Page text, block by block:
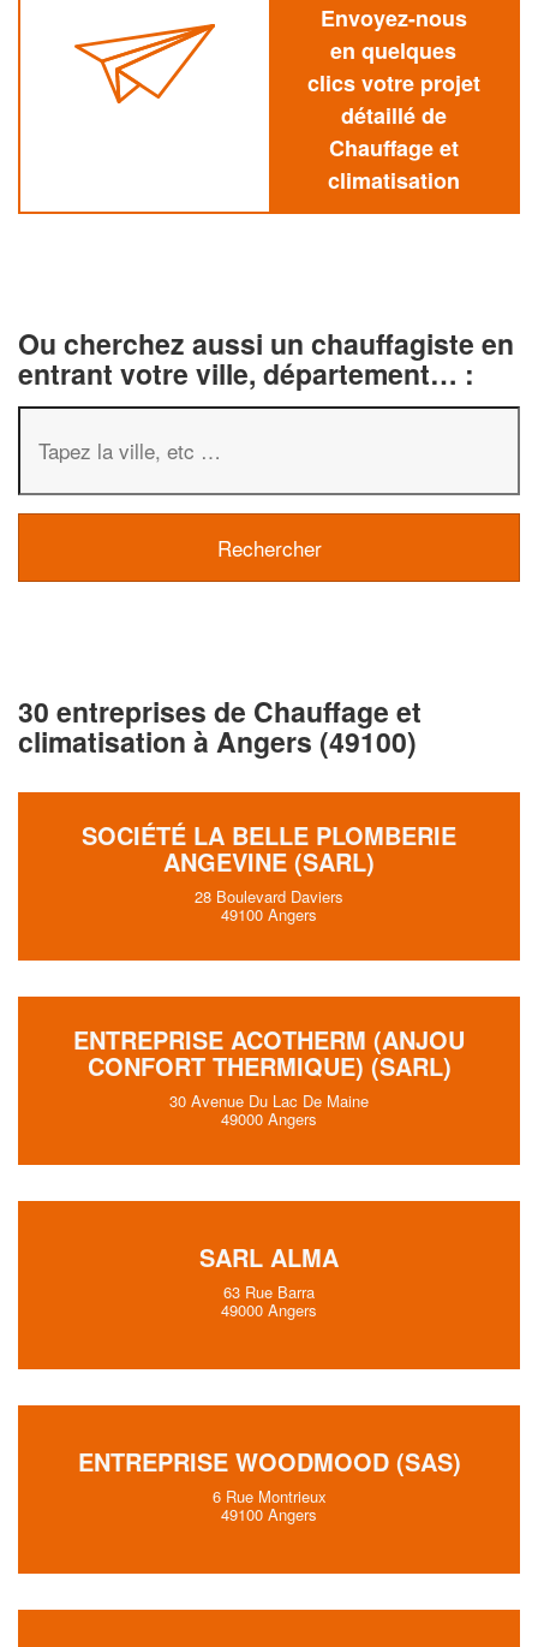
Envoyez-nous
en quelques
clics votre projet
détaillé de
Chauffage et
climatisation
Ou cherchez aussi un chauffagiste en
entrant votre ville, département… :
30 entreprises de Chauffage et
climatisation à Angers (49100)
SOCIÉTÉ LA BELLE PLOMBERIE
ANGEVINE (SARL)
28 Boulevard Daviers
49100 Angers
ENTREPRISE ACOTHERM (ANJOU
CONFORT THERMIQUE) (SARL)
30 Avenue Du Lac De Maine
49000 Angers
SARL ALMA
63 Rue Barra
49000 Angers
ENTREPRISE WOODMOOD (SAS)
6 Rue Montrieux
49100 Angers